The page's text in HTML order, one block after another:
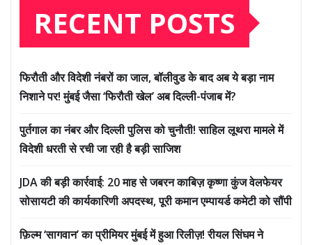
RECENT POSTS
फिरौती और विदेशी नंबरों का जाल, बॉलीवुड के बाद अब ये बड़ा नाम
निशाने पर! मुंबई जैसा ‘फिरौती खेल’ अब दिल्ली-पंजाब में?
पुर्तगाल का नंबर और दिल्ली पुलिस को चुनौती! साहिल लूथरा मामले में
विदेशी धरती से रची जा रही है बड़ी साजिश
JDA की बड़ी कार्रवाई: 20 माह से जबरन काबिज़ कृष्णा कुंज वेलफेयर
सोसायटी की कार्यकारिणी अपदस्थ, पूरी कमान एम्पायर्ड कमेटी को सौंपी
फ़िल्म ‘सागवान’ का प्रीमियर मुंबई में हुआ रिलीज़! रीयल सिंघम ने